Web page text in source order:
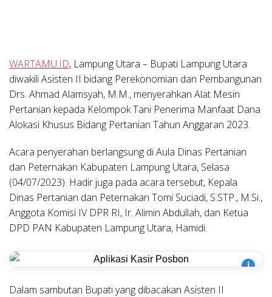
WARTAMU.ID, Lampung Utara – Bupati Lampung Utara
diwakili Asisten II bidang Perekonomian dan Pembangunan
Drs. Ahmad Alamsyah, M.M., menyerahkan Alat Mesin
Pertanian kepada Kelompok Tani Penerima Manfaat Dana
Alokasi Khusus Bidang Pertanian Tahun Anggaran 2023.
Acara penyerahan berlangsung di Aula Dinas Pertanian
dan Peternakan Kabupaten Lampung Utara, Selasa
(04/07/2023). Hadir juga pada acara tersebut, Kepala
Dinas Pertanian dan Peternakan Tomi Suciadi, S.STP., M.Si.,
Anggota Komisi IV DPR RI, Ir. Alimin Abdullah, dan Ketua
DPD PAN Kabupaten Lampung Utara, Hamidi.
i
Dalam sambutan Bupati yang dibacakan Asisten II